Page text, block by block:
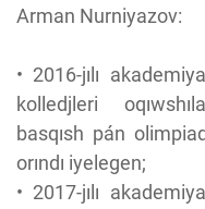
Arman Nurniyazov:
• 2016-jılı
kolledjleri
basqısh pán
orındı iyelegen;
• 2017-jılı